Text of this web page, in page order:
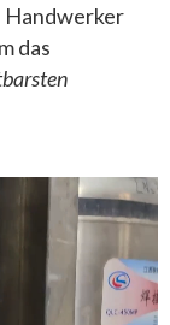
Handwerker
das